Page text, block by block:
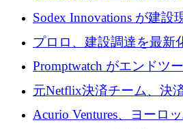
有者によって決まると考
Sodex Innovations が建設
のインテリジェンスをも
ユーロを確保
プロロ、建設調達を最新
ンドを調達
Promptwatch がエンドツ
適化プラットフォームを
万ユーロを調達
元Netflix決済チーム、決
ラットフォームNopanの
Acurio Ventures、ヨーロ